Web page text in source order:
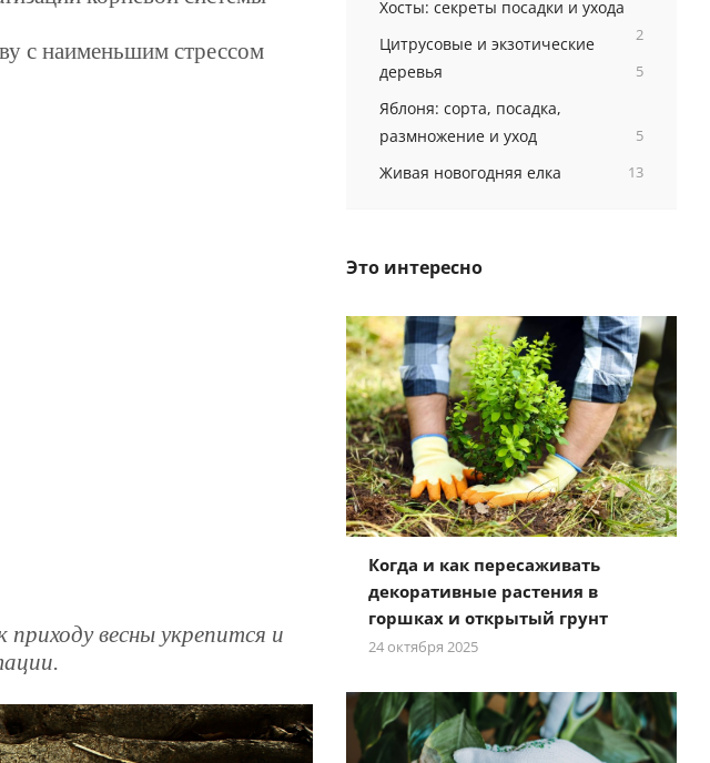
с наименьшим стрессом
весны укрепится и
Хосты: секреты посадки и ухода
2
Цитрусовые и экзотические
деревья
5
Яблоня: сорта, посадка,
размножение и уход
5
Живая новогодняя елка 13
Это интересно
Когда и как пересаживать
декоративные растения в
горшках и открытый грунт
24 октября 2025